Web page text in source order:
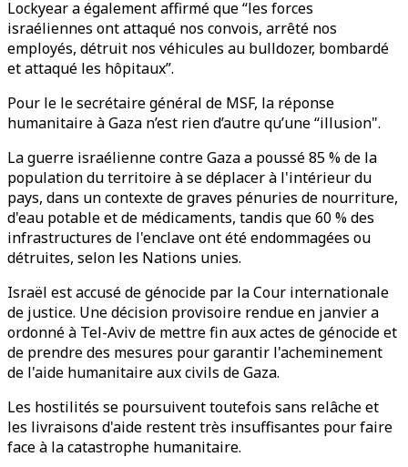
Lockyear a également affirmé que “les forces
israéliennes ont attaqué nos convois, arrêté nos
employés, détruit nos véhicules au bulldozer, bombardé
et attaqué les hôpitaux”.
Pour le le secrétaire général de MSF, la réponse
humanitaire à Gaza n’est rien d’autre qu’une “illusion".
La guerre israélienne contre Gaza a poussé 85 % de la
population du territoire à se déplacer à l'intérieur du
pays, dans un contexte de graves pénuries de nourriture,
d'eau potable et de médicaments, tandis que 60 % des
infrastructures de l'enclave ont été endommagées ou
détruites, selon les Nations unies.
Israël est accusé de génocide par la Cour internationale
de justice. Une décision provisoire rendue en janvier a
ordonné à Tel-Aviv de mettre fin aux actes de génocide et
de prendre des mesures pour garantir l'acheminement
de l'aide humanitaire aux civils de Gaza.
Les hostilités se poursuivent toutefois sans relâche et
les livraisons d'aide restent très insuffisantes pour faire
face à la catastrophe humanitaire.